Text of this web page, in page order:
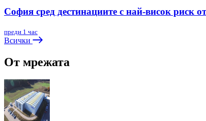
София сред дестинациите с най-висок риск
преди 1 час
Всички
От мрежата